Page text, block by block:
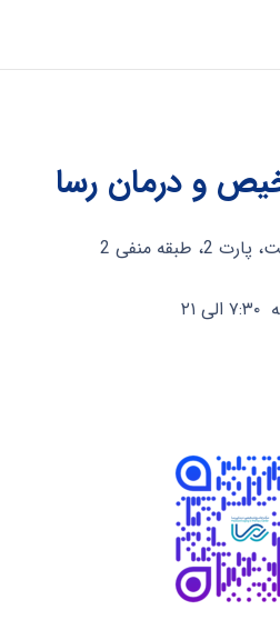
و درمان رسا
منفی 2
۲۱